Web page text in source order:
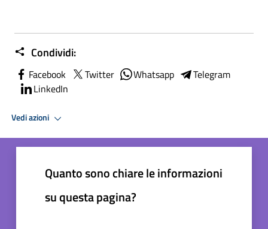
Condividi:
Facebook Twitter Whatsapp
Telegram
LinkedIn
Vedi azioni
Quanto sono chiare le informazioni
su questa pagina?